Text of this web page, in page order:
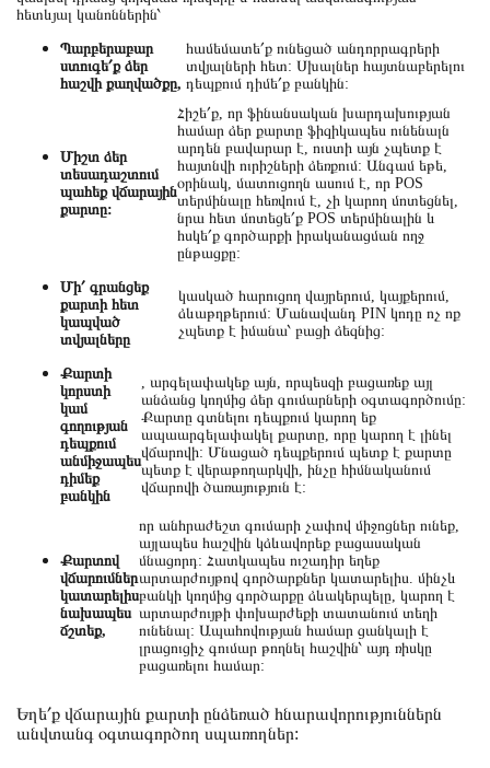
հետևյալ կանոններին՝
Պարբերաբար
ստուգե՛ք ձեր
հաշվի քաղվածքը,
համեմատե՛ք ունեցած անդորրագրերի
տվյալների հետ: Սխալներ հայտնաբերելու
դեպքում դիմե՛ք բանկին:
Միշտ ձեր
տեսադաշտում
պահեք վճարային
քարտը:
Հիշե՛ք, որ ֆինանսական խարդախության
համար ձեր քարտը ֆիզիկապես ունենալն
արդեն բավարար է, ուստի այն չպետք է
հայտնվի ուրիշների ձեռքում: Անգամ եթե,
օրինակ, մատուցողն ասում է, որ POS
տերմինալը հեռվում է, չի կարող մոտեցնել,
նրա հետ մոտեցե՛ք POS տերմինալին և
հսկե՛ք գործարքի իրականացման ողջ
ընթացքը:
Մի՛ գրանցեք
քարտի հետ
կապված
տվյալները
կասկած հարուցող վայրերում, կայքերում,
ձևաթղթերում: Մանավանդ PIN կոդը ոչ ոք
չպետք է իմանա՝ բացի ձեզնից:
Քարտի
կորստի
կամ
գողության
դեպքում
անմիջապես
դիմեք
բանկին
, արգելափակեք այն, որպեսզի բացառեք այլ
անձանց կողմից ձեր գումարների օգտագործումը:
Քարտը գտնելու դեպքում կարող եք
ապաարգելափակել քարտը, որը կարող է լինել
վճարովի: Մնացած դեպքերում պետք է քարտը
պետք է վերաթողարկվի, ինչը հիմնականում
վճարովի ծառայություն է:
Քարտով
վճարումներ
կատարելիս
նախապես
ճշտեք,
որ անհրաժեշտ գումարի չափով միջոցներ ունեք,
այլապես հաշվին կձևավորեք բացասական
մնացորդ: Հատկապես ուշադիր եղեք
արտարժույթով գործարքներ կատարելիս. մինչև
բանկի կողմից գործարքը ձևակերպելը, կարող է
արտարժույթի փոխարժեքի տատանում տեղի
ունենալ: Ապահովության համար ցանկալի է
լրացուցիչ գումար թողնել հաշվին՝ այդ ռիսկը
բացառելու համար:
Եղե՛ք վճարային քարտի ընձեռած հնարավորություններն
անվտանգ օգտագործող սպառողներ: